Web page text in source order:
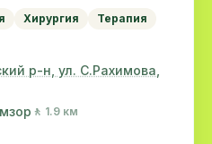
Хирургия
Терапия
р-н, ул. С.Рахимова,
🚶 1.9 км